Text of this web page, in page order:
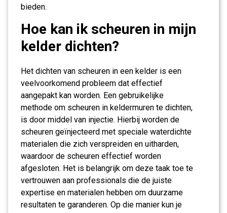
bieden.
Hoe kan ik scheuren in mijn
kelder dichten?
Het dichten van scheuren in een kelder is een
veelvoorkomend probleem dat effectief
aangepakt kan worden. Een gebruikelijke
methode om scheuren in keldermuren te dichten,
is door middel van injectie. Hierbij worden de
scheuren geïnjecteerd met speciale waterdichte
materialen die zich verspreiden en uitharden,
waardoor de scheuren effectief worden
afgesloten. Het is belangrijk om deze taak toe te
vertrouwen aan professionals die de juiste
expertise en materialen hebben om duurzame
resultaten te garanderen. Op die manier kun je